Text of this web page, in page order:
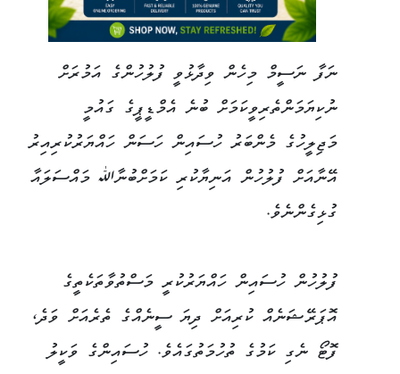
ނަފާ ނަސީމް މިހެން ވިދާޅުވީ ފުލުހުންގެ އަމުރަށް
ނުކިޔަމަންތެރިވީކަމަށް ބުނެ އެމްޑީޕީގެ ގައުމީ
މަޖިލީހުގެ މެންބަރު ހުސައިން ހަސަން ހައްޔަރުކުރިއިރު
އޭނާއަށް ފުލުހުން އަނިޔާކުރި ކަމަށްބުނާﷲ މައްސަލައާ
ގުޅިގެންނެވެ.
ފުލުހުން ހުސައިން ހައްޔަރުކުރީ މަސްތުވާތަކެތީގެ
އޮޕަރޭޝަނެއް ކުރިއަށް ދިޔަ ސީނެއްގެ ތެރެއަށް ވަދެ،
ފޮޓޯ ނެގި ކަމުގެ ތުހުމަތުގައެވެ. ހުސައިންގެ ވަކީލު